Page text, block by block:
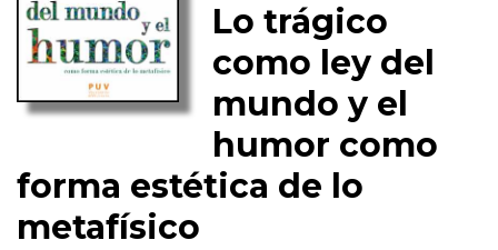
Lo trágico
como ley del
mundo y el
humor como
forma estética de lo
metafísico